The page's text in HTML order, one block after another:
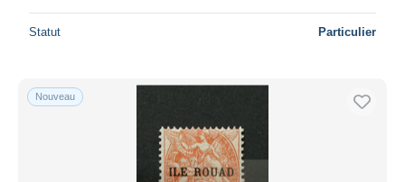
Statut Particulier
Nouveau